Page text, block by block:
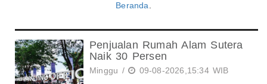
Beranda
Penjualan Rumah Alam Sutera
Naik 30 Persen
Minggu / 09-08-2026,15:34 WIB